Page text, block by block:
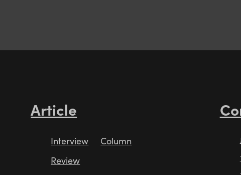
Article
Interview
Review
Column